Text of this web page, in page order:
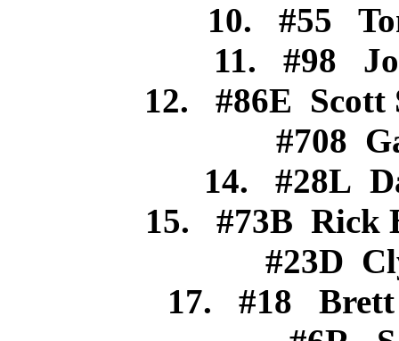
10. #55
11. #98
12. #86E
#708
14. #28L
15. #73B
#23D
17. #18